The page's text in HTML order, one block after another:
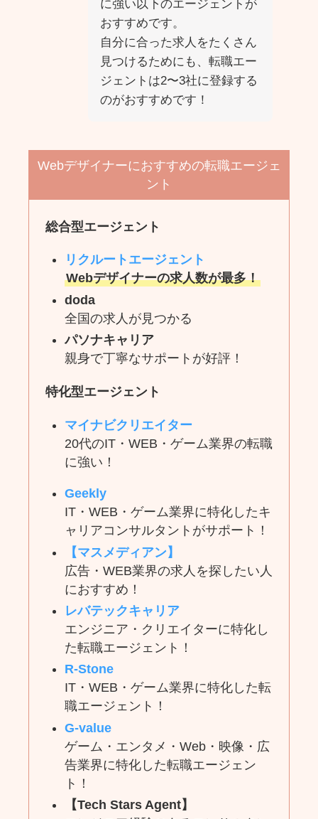
に強い以下のエージェントが
おすすめです。
自分に合った求人をたくさん
見つけるためにも、転職エー
ジェントは2〜3社に登録する
のがおすすめです！
Webデザイナーにおすすめの転職エージェ
ント
総合型エージェント
リクルートエージェント
Webデザイナーの求人数が最多！
doda
全国の求人が見つかる
パソナキャリア
親身で丁寧なサポートが好評！
特化型エージェント
マイナビクリエイター
20代のIT・WEB・ゲーム業界の転職
に強い！
Geekly
IT・WEB・ゲーム業界に特化したキ
ャリアコンサルタントがサポート！
【マスメディアン】
広告・WEB業界の求人を探したい人
におすすめ！
レバテックキャリア
エンジニア・クリエイターに特化し
た転職エージェント！
R-Stone
IT・WEB・ゲーム業界に特化した転
職エージェント！
G-value
ゲーム・エンタメ・Web・映像・広
告業界に特化した転職エージェン
ト！
【Tech Stars Agent】